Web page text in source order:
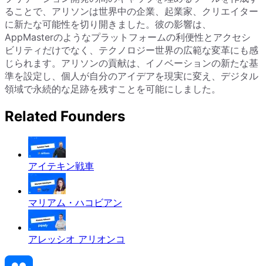
ることで、アリソンは世界中の企業、起業家、クリエイター
に新たな可能性を切り開きました。彼の影響は、
AppMasterのようなプラットフォームの利便性とアクセシ
ビリティだけでなく、テクノロジー世界の広範な変革にも感
じられます。アリソンの貢献は、イノベーションの新たな基
準を設定し、個人が自分のアイデアを現実に変え、デジタル
領域で永続的な足跡を残すことを可能にしました。
Related Founders
アイテキン戦車
マリアム・ハコビアン
アレッシオ アリオンコ